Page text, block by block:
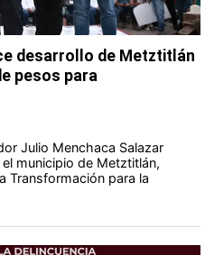
desarrollo de Metztitlán
pesos para
Julio Menchaca Salazar
municipio de Metztitlán,
Transformación para la